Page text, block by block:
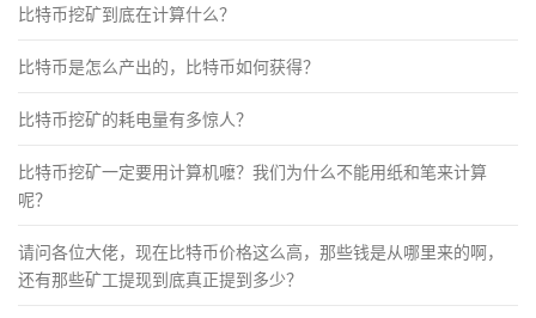
比特币挖矿到底在计算什么？
比特币是怎么产出的，比特币如何获得？
比特币挖矿的耗电量有多惊人？
比特币挖矿一定要用计算机嚒？我们为什么不能用纸和笔来计算
呢？
请问各位大佬，现在比特币价格这么高，那些钱是从哪里来的啊，
还有那些矿工提现到底真正提到多少？